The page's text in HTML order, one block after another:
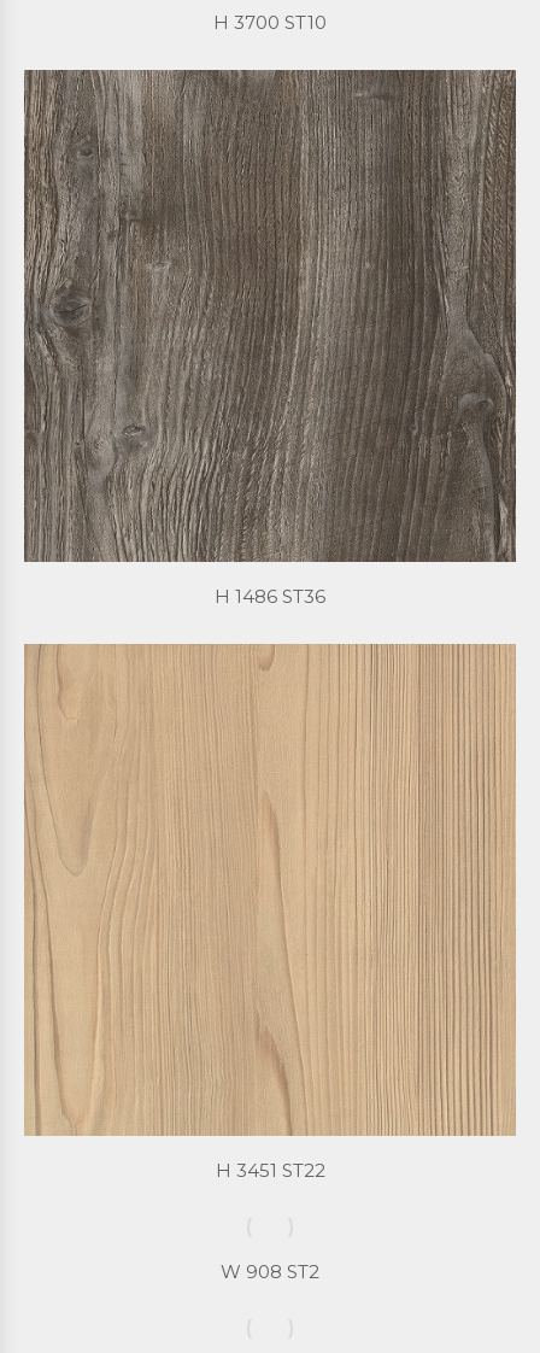
H 3700 ST10
H 1486 ST36
H 3451 ST22
W 908 ST2